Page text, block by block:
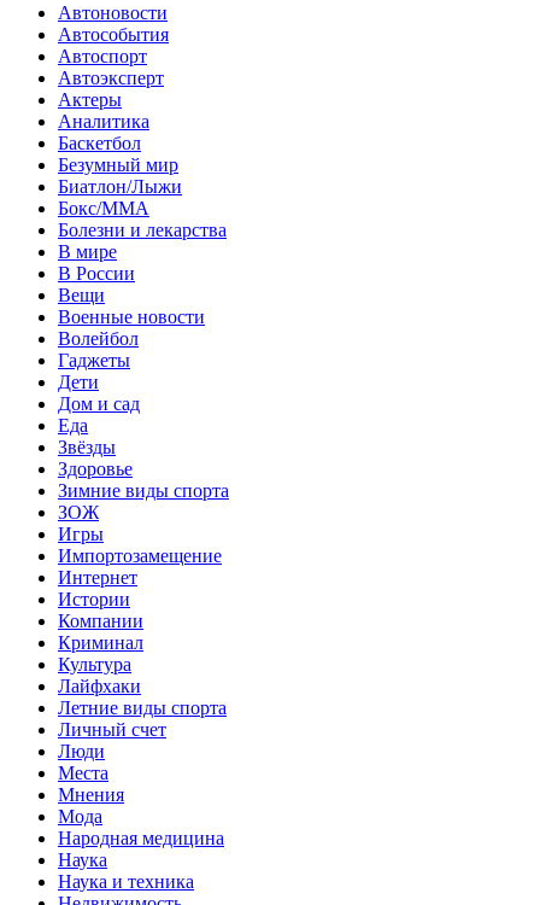
Автоновости
Автособытия
Автоспорт
Автоэксперт
Актеры
Аналитика
Баскетбол
Безумный мир
Биатлон/Лыжи
Бокс/MMA
Болезни и лекарства
В мире
В России
Вещи
Военные новости
Волейбол
Гаджеты
Дети
Дом и сад
Еда
Звёзды
Здоровье
Зимние виды спорта
ЗОЖ
Игры
Импортозамещение
Интернет
Истории
Компании
Криминал
Культура
Лайфхаки
Летние виды спорта
Личный счет
Люди
Места
Мнения
Мода
Народная медицина
Наука
Наука и техника